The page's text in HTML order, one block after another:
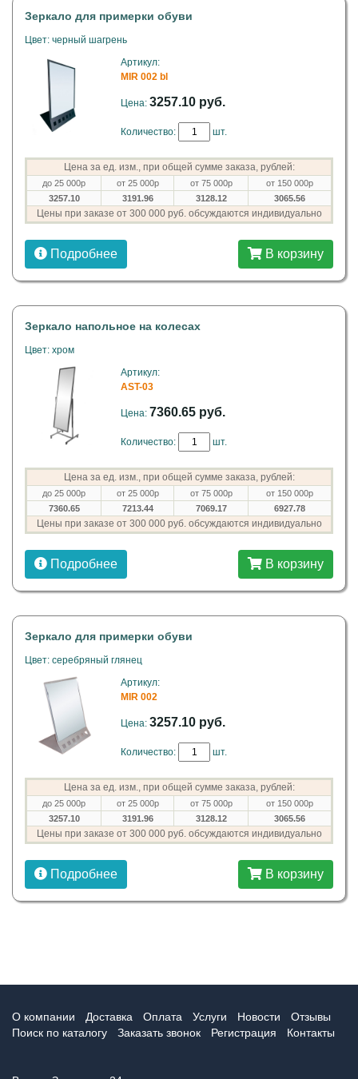
Зеркало для примерки обуви
Цвет: черный шагрень
Артикул:
MIR 002 bl
Цена: 3257.10 руб.
Количество: шт.
Цена за ед. изм., при общей сумме заказа, рублей:
до 25 000р от 25 000р от 75 000р
от 150 000р
3257.10
3191.96 3128.12 3065.56
Цены при заказе от 300 000 руб. обсуждаются индивидуально
Подробнее В корзину
Зеркало напольное на колесах
Цвет: хром
Артикул:
AST-03
Цена: 7360.65 руб.
Количество: шт.
Цена за ед. изм., при общей сумме заказа, рублей:
до 25 000р от 25 000р от 75 000р
от 150 000р
7360.65
7213.44 7069.17 6927.78
Цены при заказе от 300 000 руб. обсуждаются индивидуально
Подробнее В корзину
Зеркало для примерки обуви
Цвет: серебряный глянец
Артикул:
MIR 002
Цена: 3257.10 руб.
Количество: шт.
Цена за ед. изм., при общей сумме заказа, рублей:
до 25 000р от 25 000р от 75 000р
от 150 000р
3257.10
3191.96 3128.12 3065.56
Цены при заказе от 300 000 руб. обсуждаются индивидуально
Подробнее В корзину
О компании Доставка Оплата Услуги Новости
Отзывы
Поиск по каталогу
Заказать звонок Регистрация Контакты